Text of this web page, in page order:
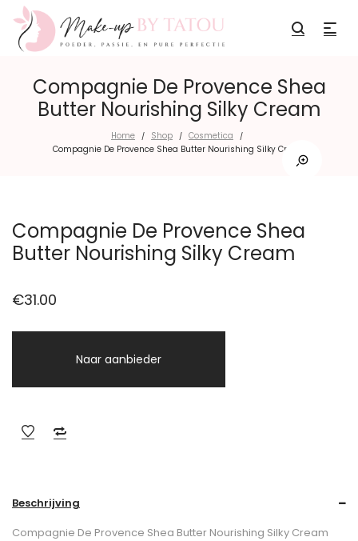
Compagnie De Provence Shea
Butter Nourishing Silky Cream
Home / Shop / Cosmetica /
Compagnie De Provence Shea Butter Nourishing Silky Cream
Compagnie De Provence Shea
Butter Nourishing Silky Cream
€31.00
Naar aanbieder
Beschrijving
Compagnie De Provence Shea Butter Nourishing Silky Cream